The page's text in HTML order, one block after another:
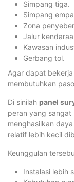
Simpang tiga.
Simpang
Zona
Jalur
Kawasan
Gerbang tol.
Agar dapat
membutuhkan
Di sinilah panel
peran yang sangat
menghasilkan
relatif lebih kecil
Keunggulan
Instalasi lebih